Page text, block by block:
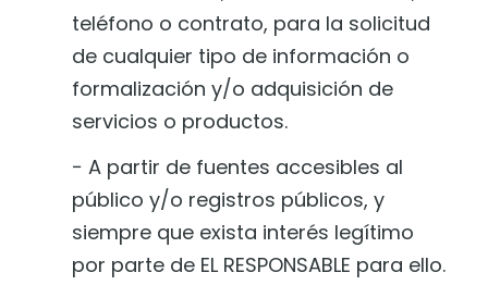
teléfono o contrato, para la solicitud
de cualquier tipo de información o
formalización y/o adquisición de
servicios o productos.
− A partir de fuentes accesibles al
público y/o registros públicos, y
siempre que exista interés legítimo
por parte de EL RESPONSABLE para ello.